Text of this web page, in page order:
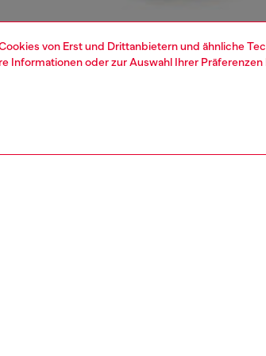
von Erst und Drittanbietern und ähnliche
Informationen oder zur Auswahl Ihrer Präferenzen